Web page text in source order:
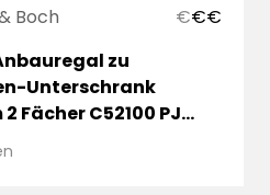
Boch €€€
zu
Unterschrank
Fächer C52100 PJ